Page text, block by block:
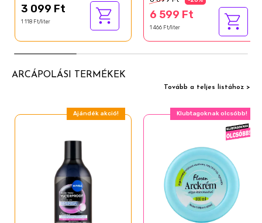
3 099 Ft
1 118 Ft/liter
6 599 Ft
1 466 Ft/liter
ARCÁPOLÁSI TERMÉKEK
Tovább a teljes listához >
Ajándék akció! Klubtagoknak olcsóbb!